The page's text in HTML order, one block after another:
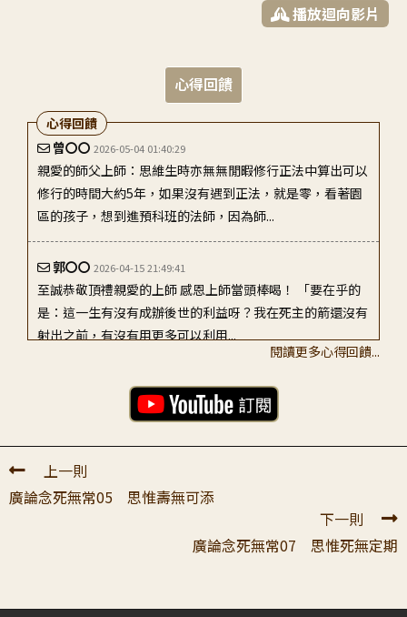
播放迴向影片
心得回饋
曾〇〇 2026-05-04 01:40:29
親愛的師父上師：思維生時亦無無閒暇修行正法中算出可以
修行的時間大約5年，如果沒有遇到正法，就是零，看著園
區的孩子，想到進預科班的法師，因為師...
郭〇〇 2026-04-15 21:49:41
至誠恭敬頂禮親愛的上師 感恩上師當頭棒喝！ 「要在乎的
是：這一生有沒有成辦後世的利益呀？我在死主的箭還沒有
射出之前，有沒有用更多可以利用...
2026-04-22 03:14:49
頂禮老師: 很開心老師引導我持續的思惟念死章節，前面跟
董〇〇2026-05-11 12:36:17
我們必定會死，既然一定會死，那麼活著的這段時間，我們
到底在做什麼？ 答案很沉重，也很真實：雖然看起來人生
心得回饋
閱讀更多心得回饋...
上一則
廣論念死無常05 思惟壽無可添
下一則
廣論念死無常07 思惟死無定期